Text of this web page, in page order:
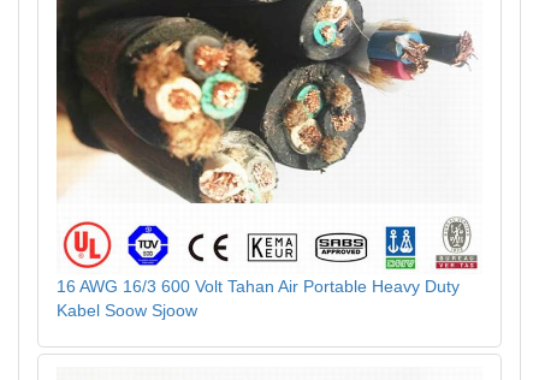
16 AWG 16/3 600 Volt Tahan Air Portable Heavy Duty
Kabel Soow Sjoow